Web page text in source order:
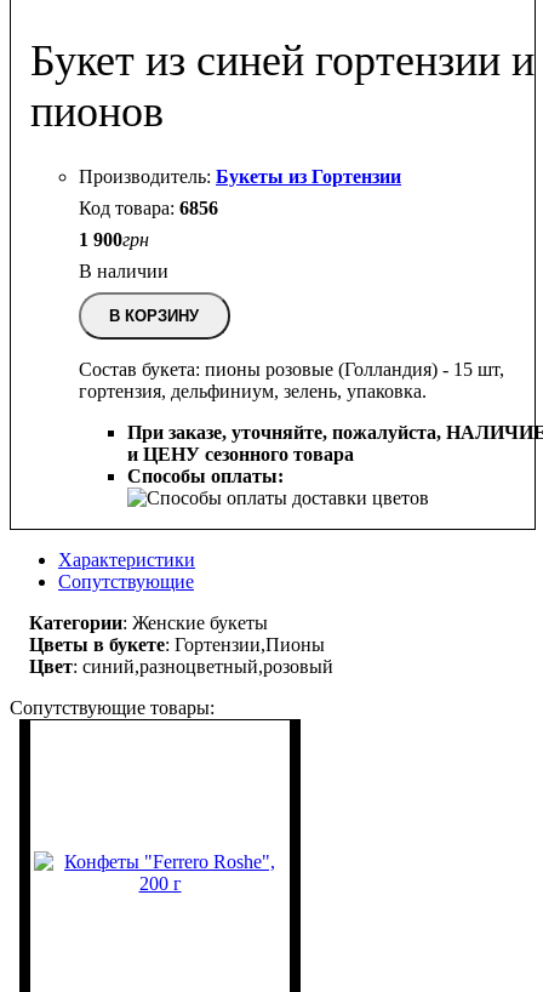
Букет из синей гортензии и
пионов
Букеты из Гортензии
6856
1 900грн
В наличии
В КОРЗИНУ
Состав букета: пионы розовые (Голландия) - 15 шт,
гортензия, дельфиниум, зелень, упаковка.
При заказе, уточняйте, пожалуйста,
и ЦЕНУ сезонного товара
Способы оплаты:
Характеристики
Сопутствующие
Категории: Женские букеты
Цветы в букете: Гортензии,Пионы
Цвет: синий,разноцветный,розовый
Сопутствующие товары: